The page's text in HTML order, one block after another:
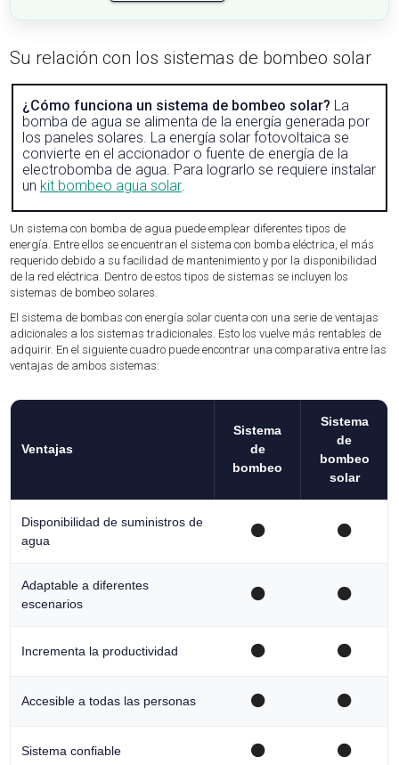
Su relación con los sistemas de bombeo solar
¿Cómo funciona un sistema de bombeo solar? La
bomba de agua se alimenta de la energía generada por
los paneles solares. La energía solar fotovoltaica se
convierte en el accionador o fuente de energía de la
electrobomba de agua. Para lograrlo se requiere instalar
un kit bombeo agua solar.
Un sistema con bomba de agua puede emplear diferentes tipos de
energía. Entre ellos se encuentran el sistema con bomba eléctrica, el más
requerido debido a su facilidad de mantenimiento y por la disponibilidad
de la red eléctrica. Dentro de estos tipos de sistemas se incluyen los
sistemas de bombeo solares.
El sistema de bombas con energía solar cuenta con una serie de ventajas
adicionales a los sistemas tradicionales. Esto los vuelve más rentables de
adquirir. En el siguiente cuadro puede encontrar una comparativa entre las
ventajas de ambos sistemas:
Ventajas
Sistema
de
bombeo
Sistema
de
bombeo
solar
Disponibilidad de suministros de
agua
⚫ ⚫
Adaptable a diferentes
escenarios
⚫ ⚫
Incrementa la productividad ⚫ ⚫
Accesible a todas las personas ⚫ ⚫
Sistema confiable ⚫ ⚫